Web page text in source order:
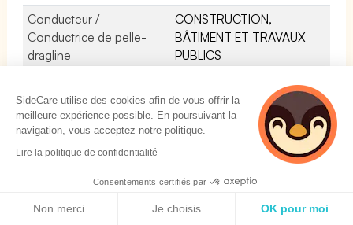
Conducteur /
Conductrice de pelle-
dragline
CONSTRUCTION,
BÂTIMENT ET TRAVAUX
PUBLICS
Conductrice d'engins
d'abattage
BÂTIMENT ET TRAVAUX
PUBLICS
Conducteur /
CONSTRUCTION,
BÂTIMENT ET TRAVAUX
PUBLICS
Conducteur /
CONSTRUCTION,
SideCare utilise des cookies afin de vous offrir la
meilleure expérience possible. En poursuivant la
navigation, vous acceptez notre politique.
Lire la politique de confidentialité
Consentements certifiés par
Non merci Je choisis OK pour moi